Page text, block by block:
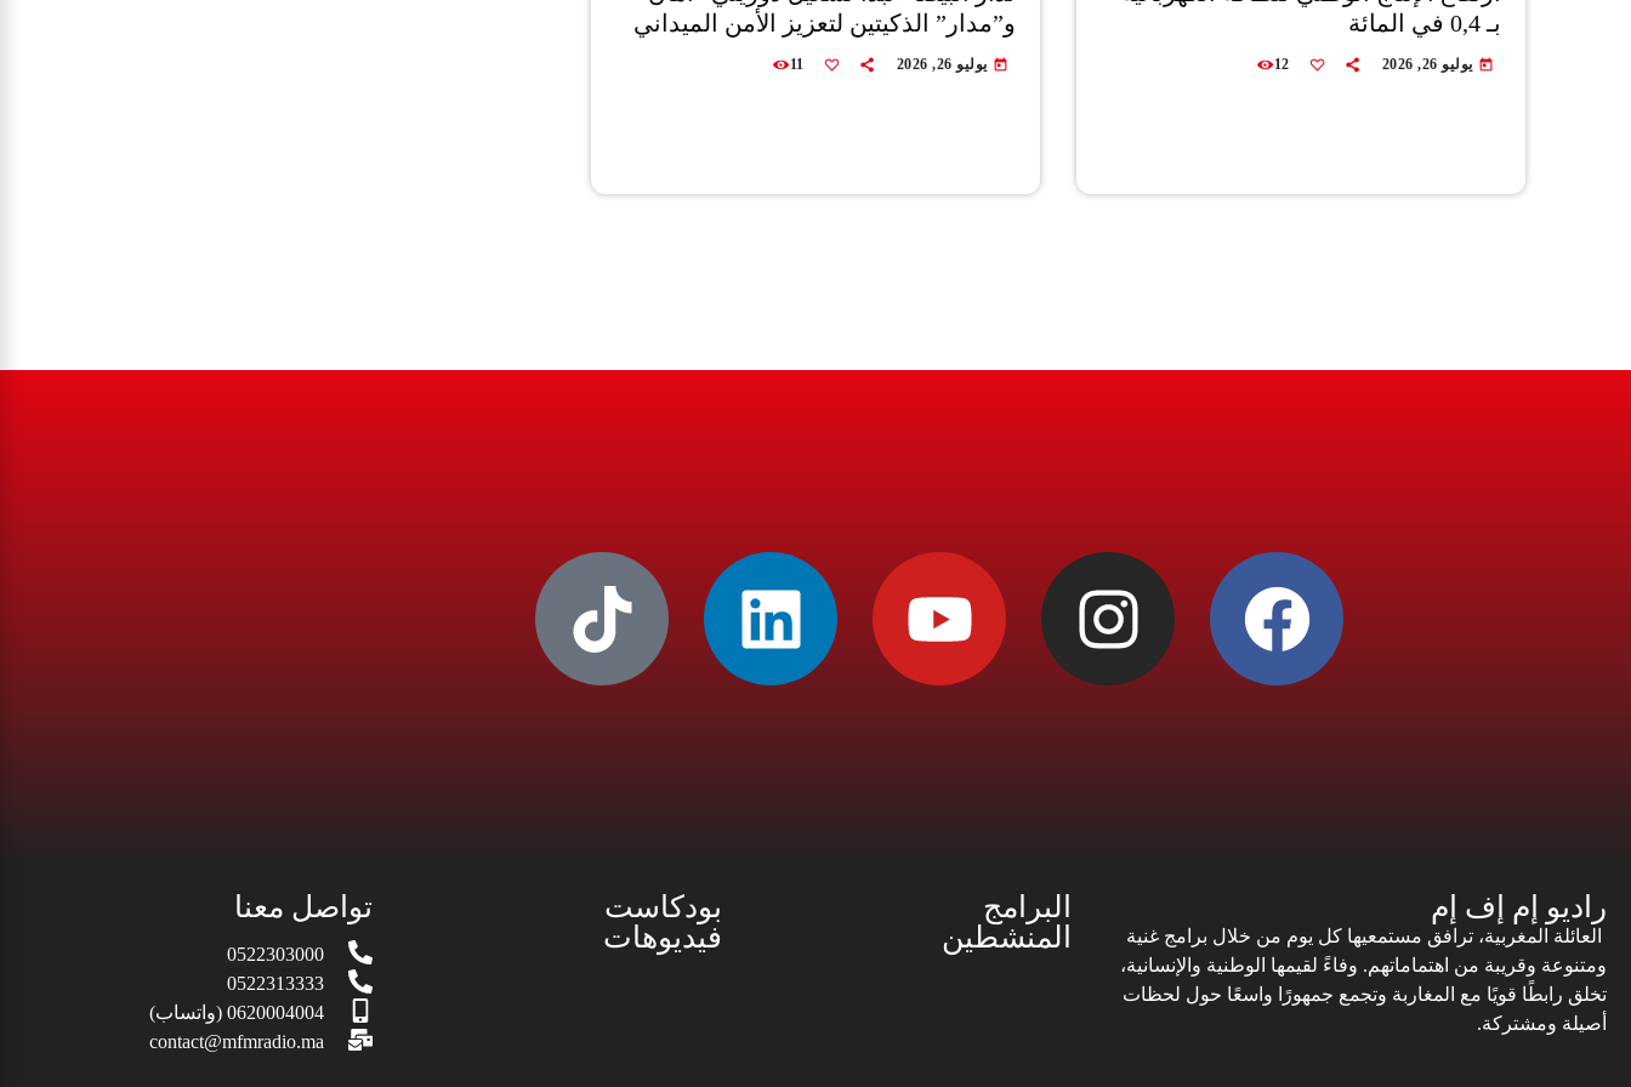
بـ 0,4 في المائة
today يوليو 26, 2026 12
و”مدار” الذكيتين لتعزيز الأمن الميداني
today يوليو 26, 2026 11
راديو إم إف إم
العائلة المغربية، ترافق مستمعيها كل يوم من خلال برامج غنية
ومتنوعة وقريبة من اهتماماتهم. وفاءً لقيمها الوطنية والإنسانية،
تخلق رابطًا قويًا مع المغاربة وتجمع جمهورًا واسعًا حول لحظات
أصيلة ومشتركة.
البرامج
المنشطين
بودكاست
فيديوهات
تواصل معنا
0522303000
0522313333
0620004004 (واتساب)
contact@mfmradio.ma